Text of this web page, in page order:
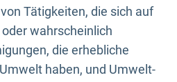
Tätigkeiten, die sich auf
wahrscheinlich
die erhebliche
haben, und Umwelt-